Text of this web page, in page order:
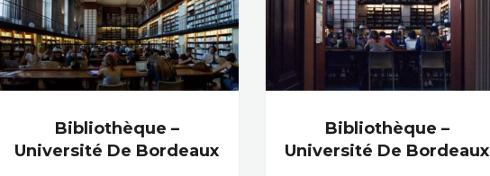
Bibliothèque –
Université De Bordeaux
Bibliothèque –
Université De Bordeaux